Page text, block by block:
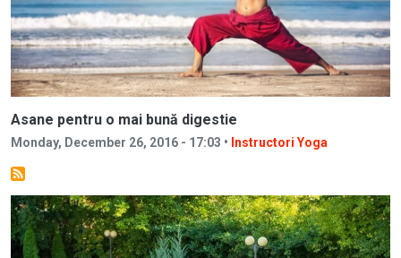
Asane pentru o mai bună digestie
Monday, December 26, 2016 - 17:03 • Instructori Yoga
Image